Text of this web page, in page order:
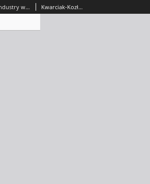
The application of UASB reactor in meat industry wastewater treatment = Zastosowanie reaktora UASB do oczyszczania ścieków z zakładów mięsnych Kwarciak-Kozłowska, Anna; Bohdziewicz, Jolanta; Mielczarek, Karolina; Krzywicka, Aleksandra